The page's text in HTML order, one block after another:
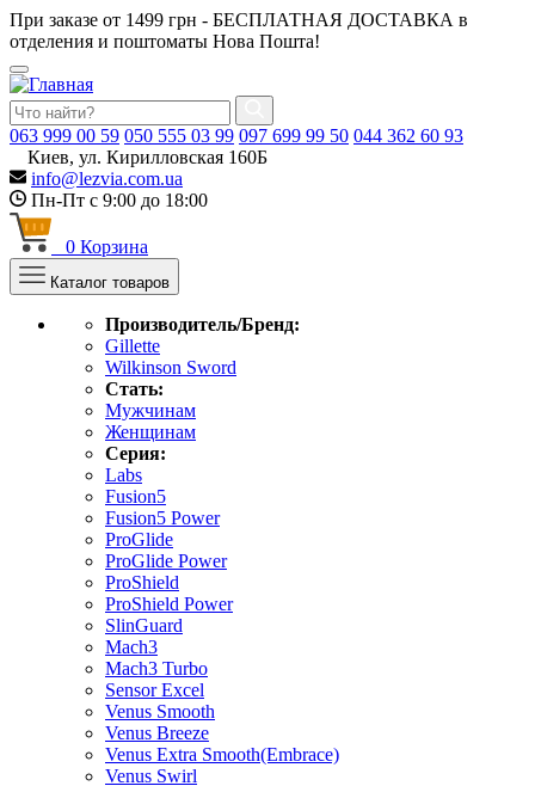
При заказе от 1499 грн - БЕСПЛАТНАЯ ДОСТАВКА в
отделения и поштоматы Нова Пошта!
063 999 00 59 050 555 03 99 097 699 99 50 044 362 60 93
Киев, ул. Кирилловская 160Б
info@lezvia.com.ua
Пн-Пт с 9:00 до 18:00
0 Корзина
Каталог товаров
Производитель/Бренд:
Gillette
Wilkinson Sword
Стать:
Мужчинам
Женщинам
Серия:
Labs
Fusion5
Fusion5 Power
ProGlide
ProGlide Power
ProShield
ProShield Power
SlinGuard
Mach3
Mach3 Turbo
Sensor Excel
Venus Smooth
Venus Breeze
Venus Extra Smooth(Embrace)
Venus Swirl